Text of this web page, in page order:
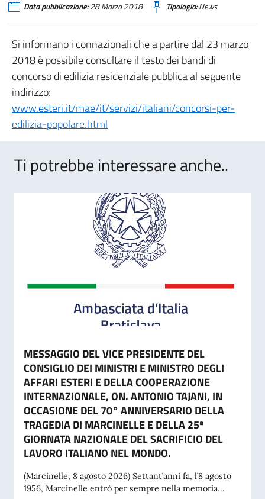
Data pubblicazione:28 Marzo 2018 Tipologia:News
Si informano i connazionali che a partire dal 23 marzo
2018 è possibile consultare il testo dei bandi di
concorso di edilizia residenziale pubblica al seguente
indirizzo:
www.esteri.it/mae/it/servizi/italiani/concorsi-per-
edilizia-popolare.html
Ti potrebbe interessare anche..
MESSAGGIO DEL VICE PRESIDENTE DEL
CONSIGLIO DEI MINISTRI E MINISTRO DEGLI
AFFARI ESTERI E DELLA COOPERAZIONE
INTERNAZIONALE, ON. ANTONIO TAJANI, IN
OCCASIONE DEL 70° ANNIVERSARIO DELLA
TRAGEDIA DI MARCINELLE E DELLA 25ª
GIORNATA NAZIONALE DEL SACRIFICIO DEL
LAVORO ITALIANO NEL MONDO.
(Marcinelle, 8 agosto 2026) Settant’anni fa, l’8 agosto
1956, Marcinelle entrò per sempre nella memoria...